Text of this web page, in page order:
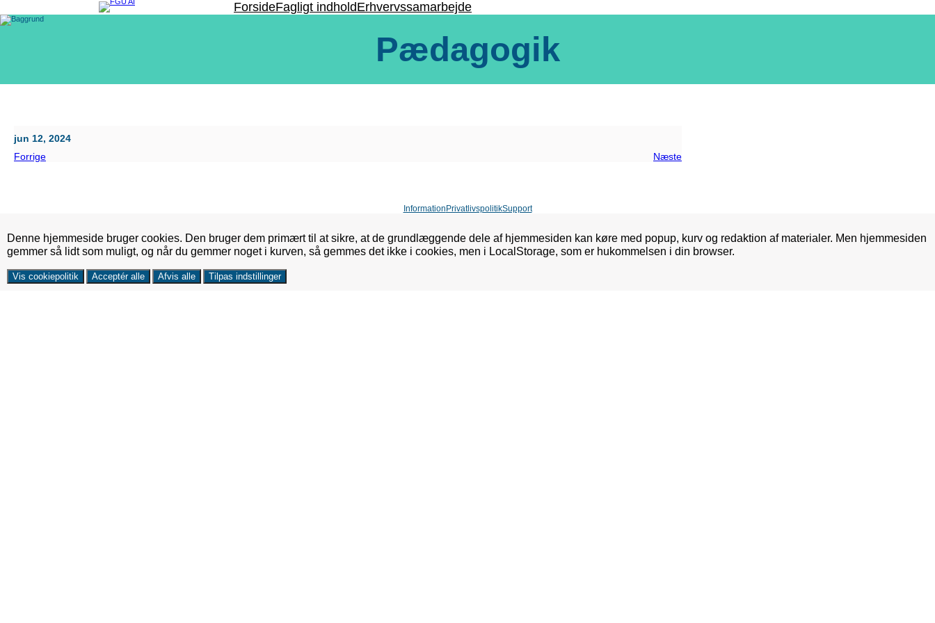
indhold
ForsideFagligt indholdErhvervssamarbejde
Pædagogik
jun 12, 2024
Forrige
Næste
Information PrivatlivspolitikSupport
Denne hjemmeside bruger cookies. Den bruger dem primært til at sikre, at de grundlæggende dele af hjemmesiden kan køre med popup, kurv og redaktion af materialer. Men hjemmesiden
gemmer så lidt som muligt, og når du gemmer noget i kurven, så gemmes det ikke i cookies, men i LocalStorage, som er hukommelsen i din browser.
Vis cookiepolitik Acceptér alle Afvis alle Tilpas indstillinger